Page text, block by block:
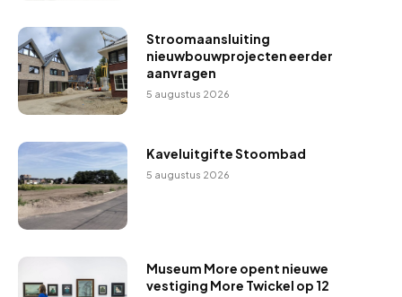
Stroomaansluiting
nieuwbouwprojecten eerder
aanvragen
5 augustus 2026
Kaveluitgifte Stoombad
5 augustus 2026
Museum More opent nieuwe
vestiging More Twickel op 12